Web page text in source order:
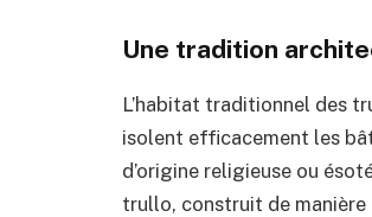
Une tradition
L’habitat traditionnel des
isolent efficacement les
d’origine religieuse ou
trullo, construit de manière